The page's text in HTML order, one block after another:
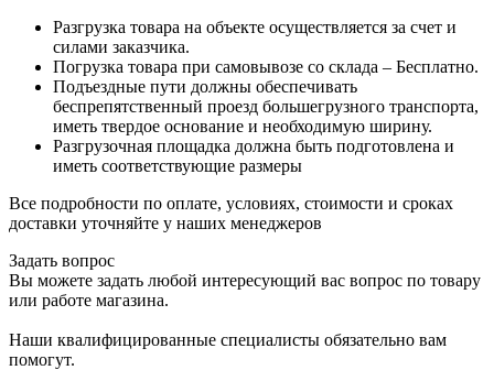
Разгрузка товара на объекте осуществляется за счет и
силами заказчика.
Погрузка товара при самовывозе со склада – Бесплатно.
Подъездные пути должны обеспечивать
беспрепятственный проезд большегрузного транспорта,
иметь твердое основание и необходимую ширину.
Разгрузочная площадка должна быть подготовлена и
иметь соответствующие размеры
Все подробности по оплате, условиях, стоимости и сроках
доставки уточняйте у наших менеджеров
Задать вопрос
Вы можете задать любой интересующий вас вопрос по товару
или работе магазина.
Наши квалифицированные специалисты обязательно вам
помогут.